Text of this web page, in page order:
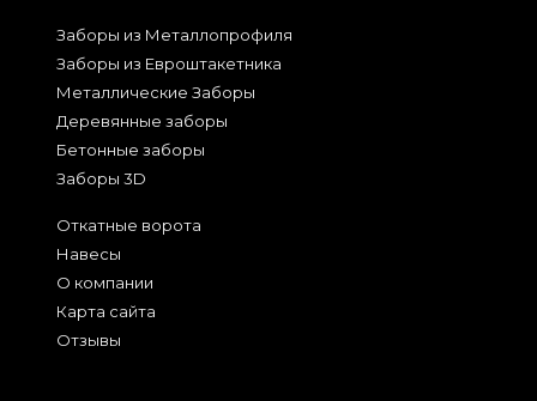
Заборы из Металлопрофиля
Заборы из Евроштакетника
Металлические Заборы
Деревянные заборы
Бетонные заборы
Заборы 3D
Откатные ворота
Навесы
О компании
Карта сайта
Отзывы